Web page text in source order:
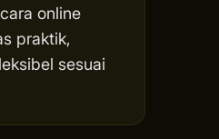
online
praktik,
sesuai